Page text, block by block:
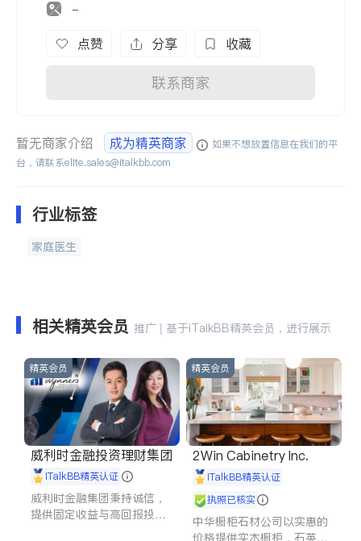
-
点赞 分享 收藏
联系商家
暂无商家介绍 成为精英商家
如果不想放置信息在我们的平
台，请联系elite.sales@italkbb.com
行业标签
家庭医生
相关精英会员 推广 | 基于iTalkBB精英会员，进行展示
精英会员
威利时金融投资理财集团
iTalkBB精英认证
威利时金融集团秉持诚信，
提供固定收益与高回报投资
精英会员
2Win Cabinetry Inc.
iTalkBB精英认证
执照已核实
中华橱柜石材公司以实惠的
价格提供实木橱柜，石英石